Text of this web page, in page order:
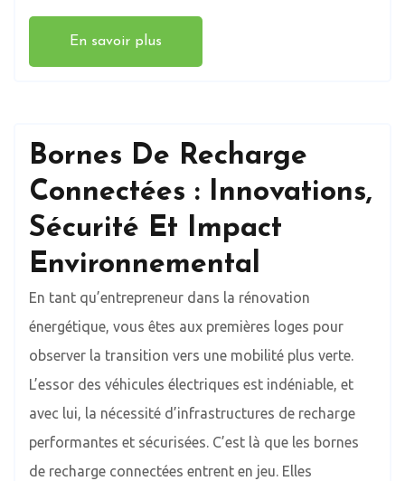
En savoir plus
Bornes De Recharge
Connectées : Innovations,
Sécurité Et Impact
Environnemental
En tant qu’entrepreneur dans la rénovation
énergétique, vous êtes aux premières loges pour
observer la transition vers une mobilité plus verte.
L’essor des véhicules électriques est indéniable, et
avec lui, la nécessité d’infrastructures de recharge
performantes et sécurisées. C’est là que les bornes
de recharge connectées entrent en jeu. Elles